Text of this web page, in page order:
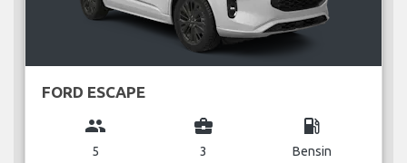
FORD ESCAPE
group
5
business_center
3
local_gas_station
Bensin